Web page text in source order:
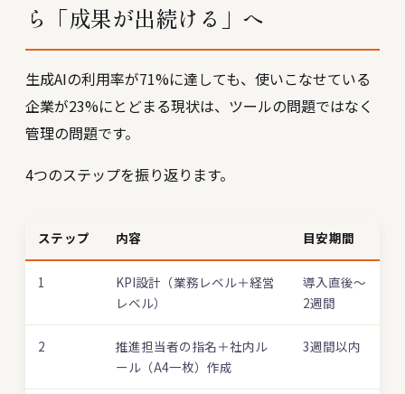
ら「成果が出続ける」へ
生成AIの利用率が71%に達しても、使いこなせている
企業が23%にとどまる現状は、ツールの問題ではなく
管理の問題です。
4つのステップを振り返ります。
ステップ 内容 目安期間
1
KPI設計（業務レベル＋経営
レベル）
導入直後〜
2週間
2
推進担当者の指名＋社内ル
ール（A4一枚）作成
3週間以内